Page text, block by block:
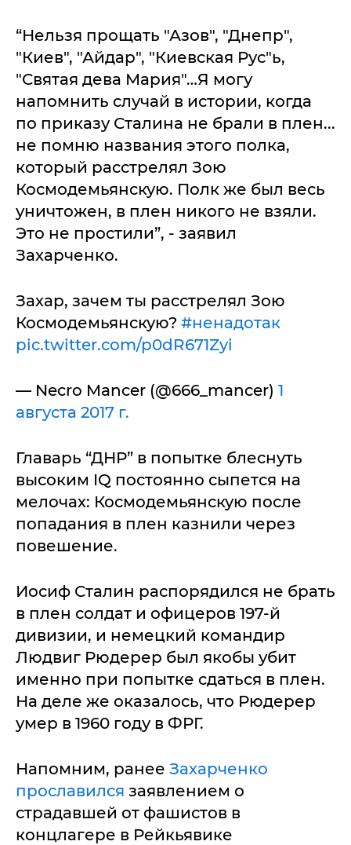
“Нельзя прощать "Азов", "Днепр",
"Киев", "Айдар", "Киевская Рус"ь,
"Святая дева Мария"…Я могу
напомнить случай в истории, когда
по приказу Сталина не брали в плен...
не помню названия этого полка,
который расстрелял Зою
Космодемьянскую. Полк же был весь
уничтожен, в плен никого не взяли.
Это не простили”, - заявил
Захарченко.
Захар, зачем ты расстрелял Зою
Космодемьянскую? #ненадотак
pic.twitter.com/p0dR671Zyi
— Necro Mancer (@666_mancer) 1
августа 2017 г.
Главарь “ДНР” в попытке блеснуть
высоким IQ постоянно сыпется на
мелочах: Космодемьянскую после
попадания в плен казнили через
повешение.
Иосиф Сталин распорядился не брать
в плен солдат и офицеров 197-й
дивизии, и немецкий командир
Людвиг Рюдерер был якобы убит
именно при попытке сдаться в плен.
На деле же оказалось, что Рюдерер
умер в 1960 году в ФРГ.
Напомним, ранее Захарченко
прославился заявлением о
страдавшей от фашистов в
концлагере в Рейкьявике